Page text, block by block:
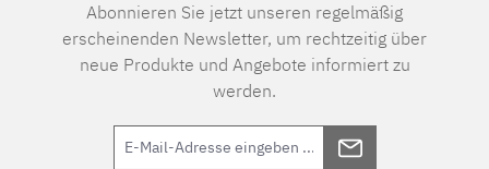
Abonnieren Sie jetzt unseren regelmäßig
erscheinenden Newsletter, um rechtzeitig über
neue Produkte und Angebote informiert zu
werden.